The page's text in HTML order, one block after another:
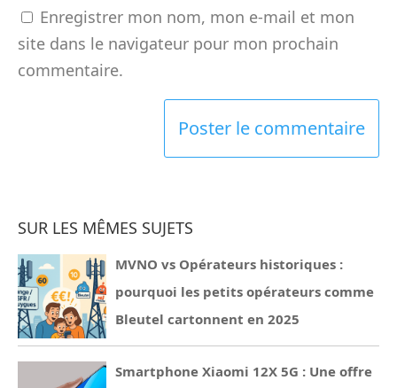
Enregistrer mon nom, mon e-mail et mon
site dans le navigateur pour mon prochain
commentaire.
SUR LES MÊMES SUJETS
MVNO vs Opérateurs historiques :
pourquoi les petits opérateurs comme
Bleutel cartonnent en 2025
Smartphone Xiaomi 12X 5G : Une offre